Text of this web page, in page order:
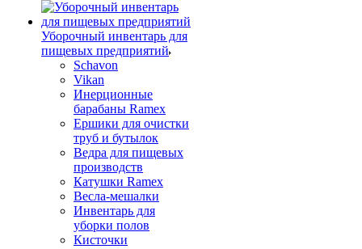
Уборочный инвентарь для
пищевых предприятий
Schavon
Vikan
Инерционные
барабаны Ramex
Ершики для очистки
труб и бутылок
Ведра для пищевых
производств
Катушки Ramex
Весла-мешалки
Инвентарь для
уборки полов
Кисточки